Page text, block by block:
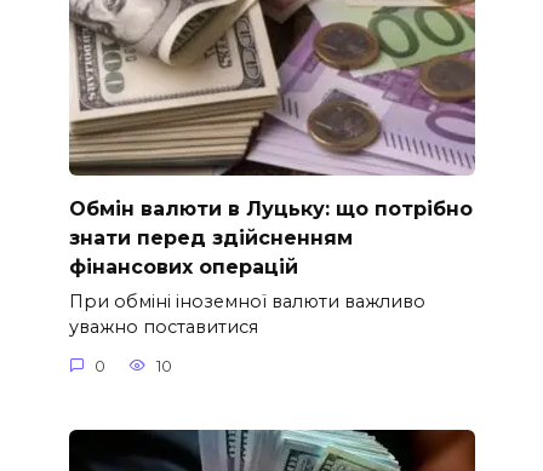
Обмін валюти в Луцьку: що потрібно
знати перед здійсненням
фінансових операцій
При обміні іноземної валюти важливо
уважно поставитися
0 10